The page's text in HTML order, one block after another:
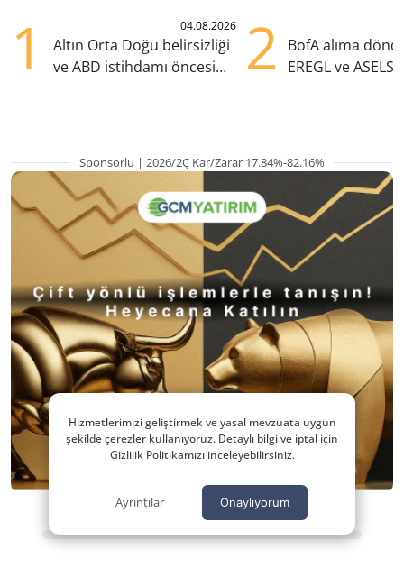
1 04.08.2026
Altın Orta Doğu belirsizliği
ve ABD istihdamı öncesi
2
BofA alıma
EREGL ve ASELS
Sponsorlu | 2026/2Ç Kar/Zarar 17.84%-82.16%
Hizmetlerimizi geliştirmek ve yasal mevzuata uygun
şekilde çerezler kullanıyoruz. Detaylı bilgi ve iptal için
Gizlilik Politikamızı inceleyebilirsiniz.
Ayrıntılar Onaylıyorum